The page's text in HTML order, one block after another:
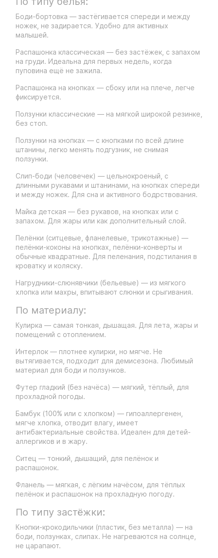
Боди-бортовка — застёгивается спереди и между
ножек, не задирается. Удобно для активных
малышей.
Распашонка классическая — без застёжек, с запахом
на груди. Идеальна для первых недель, когда
пуповина ещё не зажила.
Распашонка на кнопках — сбоку или на плече, легче
фиксируется.
Ползунки классические — на мягкой широкой резинке,
без стоп.
Ползунки на кнопках — с кнопками по всей длине
штанины, легко менять подгузник, не снимая
ползунки.
Слип-боди (человечек) — цельнокроеный, с
длинными рукавами и штанинами, на кнопках спереди
и между ножек. Для сна и активного бодрствования.
Майка детская — без рукавов, на кнопках или с
запахом. Для жары или как дополнительный слой.
Пелёнки (ситцевые, фланелевые, трикотажные) —
пелёнки-коконы на кнопках, пелёнки-конверты и
обычные квадратные. Для пеленания, подстилания в
кроватку и коляску.
Нагрудники-слюнявчики (бельевые) — из мягкого
хлопка или махры, впитывают слюнки и срыгивания.
По материалу:
Кулирка — самая тонкая, дышащая. Для лета, жары и
помещений с отоплением.
Интерлок — плотнее кулирки, но мягче. Не
вытягивается, подходит для демисезона. Любимый
материал для боди и ползунков.
Футер гладкий (без начёса) — мягкий, тёплый, для
прохладной погоды.
Бамбук (100% или с хлопком) — гипоаллергенен,
мягче хлопка, отводит влагу, имеет
антибактериальные свойства. Идеален для детей-
аллергиков и в жару.
Ситец — тонкий, дышащий, для пелёнок и
распашонок.
Фланель — мягкая, с лёгким начёсом, для тёплых
пелёнок и распашонок на прохладную погоду.
По типу застёжки:
Кнопки-крокодильчики (пластик, без металла) — на
боди, ползунках, слипах. Не нагреваются на солнце,
не царапают.